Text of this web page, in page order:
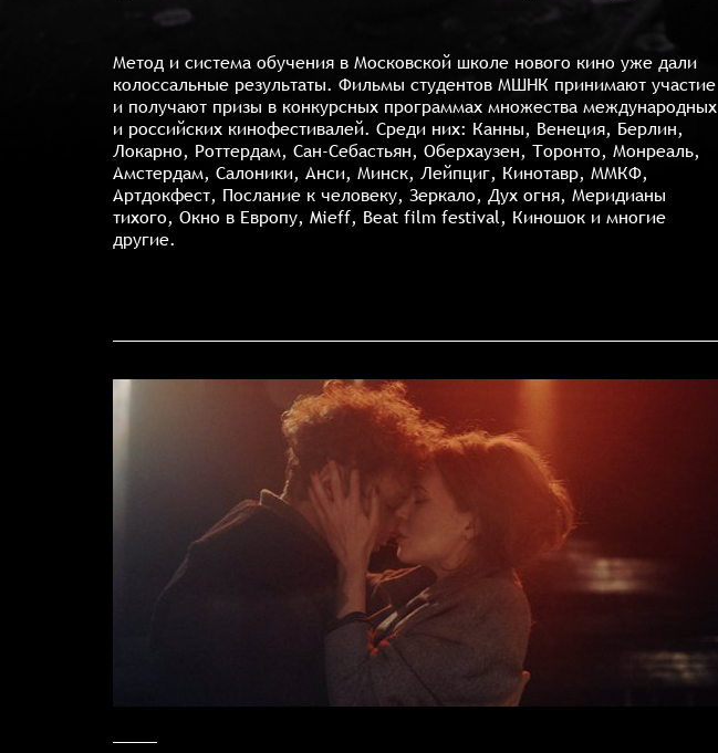
Метод и система обучения в Московской школе нового кино уже дали
колоссальные результаты. Фильмы студентов МШНК принимают участие
и получают призы в конкурсных программах множества международных
и российских кинофестивалей. Среди них: Канны, Венеция, Берлин,
Локарно, Роттердам, Сан-Себастьян, Оберхаузен, Торонто, Монреаль,
Амстердам, Салоники, Анси, Минск, Лейпциг, Кинотавр, ММКФ,
Артдокфест, Послание к человеку, Зеркало, Дух огня, Меридианы
тихого, Окно в Европу, Mieff, Beat film festival, Киношок и многие
другие.